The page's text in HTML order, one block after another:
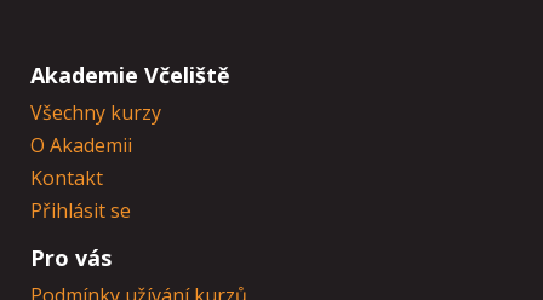
Akademie Včeliště
Všechny kurzy
O Akademii
Kontakt
Přihlásit se
Pro vás
Podmínky užívání kurzů